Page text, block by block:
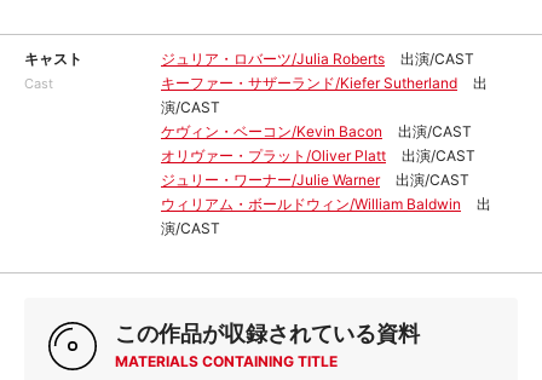
キャスト
Cast
ジュリア・ロバーツ/Julia Roberts
出演/CAST
キーファー・サザーランド/Kiefer Sutherland
出
演/CAST
ケヴィン・ベーコン/Kevin Bacon
出演/CAST
オリヴァー・プラット/Oliver Platt
出演/CAST
ジュリー・ワーナー/Julie Warner
出演/CAST
ウィリアム・ボールドウィン/William Baldwin
出
演/CAST
この作品が収録されている資料
MATERIALS CONTAINING TITLE